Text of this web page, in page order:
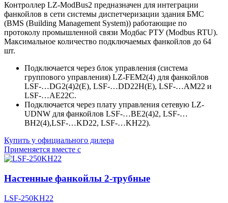
Контроллер LZ-ModBus2 предназначен для интеграции
фанкойлов в сети системы диспетчеризации здания БМС
(BMS (Building Management System)) работающие по
протоколу промышленной связи Модбас РТУ (Modbus RTU).
Максимальное количество подключаемых фанкойлов до 64
шт.
Подключается через блок управления (система
группового управления) LZ-FEM2(4) для фанкойлов
LSF‑…DG2(4)2(E), LSF‑…DD22H(E), LSF‑…AM22 и
LSF-…AE22С.
Подключается через плату управления сетевую LZ-
UDNW для фанкойлов LSF‑…BE2(4)2, LSF-…
BH2(4),LSF-…KD22, LSF-…KH22).
Купить у официального дилера
Применяется вместе с
Настенные фанкойлы 2-трубные
LSF-250KH22